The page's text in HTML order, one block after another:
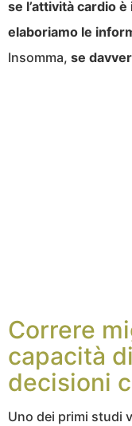
se l’attività cardio
elaboriamo le
Insomma, se
Correre
capacità
decisioni
Uno dei primi studi